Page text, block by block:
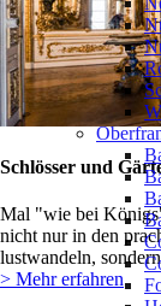
Schlösser und
Mal "wie bei
nicht nur in den
lustwandeln,
> Mehr erfahren